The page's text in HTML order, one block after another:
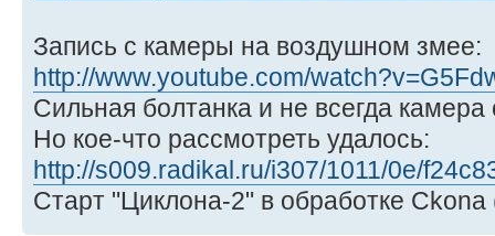
Запись с камеры на воздушном змее:
http://www.youtube.com/
Cильная болтанка и не всегда
Но кое-что рассмотреть удалось:
http://s009.radikal.ru/i307/1011/0e/
Старт "Циклона-2" в обработке